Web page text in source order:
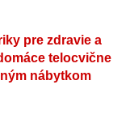
pre zdravie a
telocvične
nábytkom